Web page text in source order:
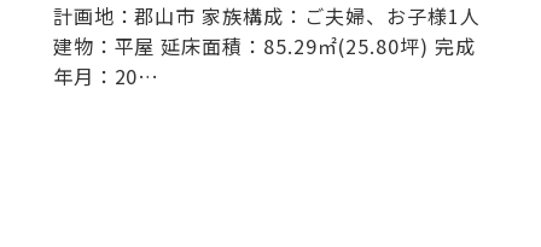
計画地：郡山市 家族構成：ご夫婦、お子様1人
建物：平屋 延床面積：85.29㎡(25.80坪) 完成
年月：20…